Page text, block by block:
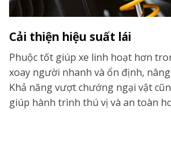
Cải thiện hiệu suất lái
Phuộc tốt giúp xe linh hoạt hơn
xoay người nhanh và ổn định,
Khả năng vượt chướng ngại vật
giúp hành trình thú vị và an toàn